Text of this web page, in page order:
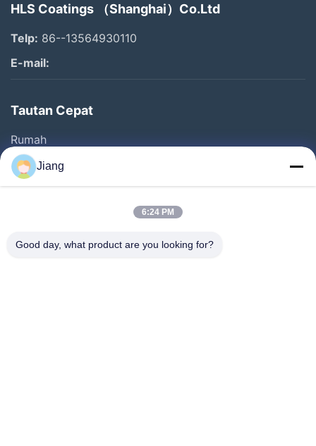
HLS Coatings （Shanghai）Co.Ltd
Telp: 86--13564930110
E-mail:
Tautan Cepat
Rumah
Produk
Video
Tentang Kami
Jiang
6:24 PM
Good day, what product are you looking for?